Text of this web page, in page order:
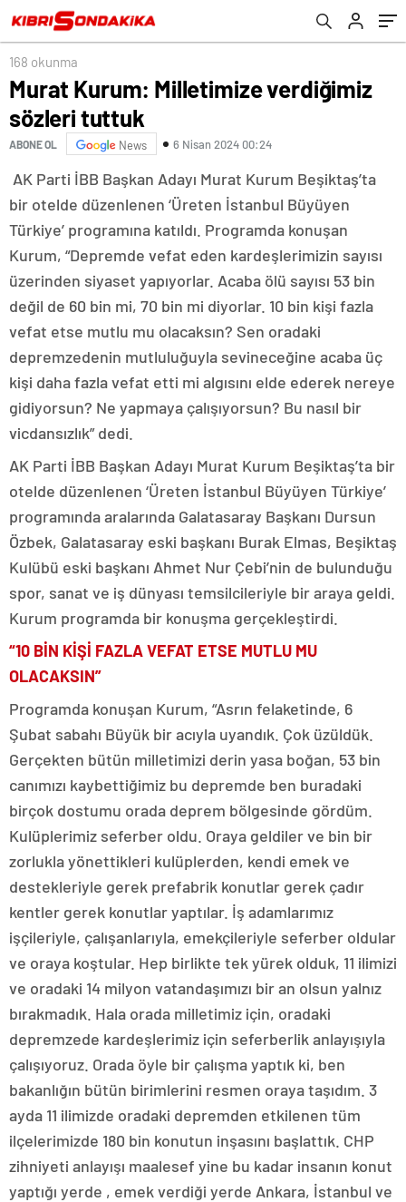
168 okunma
Murat Kurum: Milletimize verdiğimiz
sözleri tuttuk
ABONE OL News 6 Nisan 2024 00:24
AK Parti İBB Başkan Adayı Murat Kurum Beşiktaş’ta
bir otelde düzenlenen ‘Üreten İstanbul Büyüyen
Türkiye’ programına katıldı. Programda konuşan
Kurum, “Depremde vefat eden kardeşlerimizin sayısı
üzerinden siyaset yapıyorlar. Acaba ölü sayısı 53 bin
değil de 60 bin mi, 70 bin mi diyorlar. 10 bin kişi fazla
vefat etse mutlu mu olacaksın? Sen oradaki
depremzedenin mutluluğuyla sevineceğine acaba üç
kişi daha fazla vefat etti mi algısını elde ederek nereye
gidiyorsun? Ne yapmaya çalışıyorsun? Bu nasıl bir
vicdansızlık” dedi.
AK Parti İBB Başkan Adayı Murat Kurum Beşiktaş’ta bir
otelde düzenlenen ‘Üreten İstanbul Büyüyen Türkiye’
programında aralarında Galatasaray Başkanı Dursun
Özbek, Galatasaray eski başkanı Burak Elmas, Beşiktaş
Kulübü eski başkanı Ahmet Nur Çebi’nin de bulunduğu
spor, sanat ve iş dünyası temsilcileriyle bir araya geldi.
Kurum programda bir konuşma gerçekleştirdi.
“10 BİN KİŞİ FAZLA VEFAT ETSE MUTLU MU
OLACAKSIN”
Programda konuşan Kurum, “Asrın felaketinde, 6
Şubat sabahı Büyük bir acıyla uyandık. Çok üzüldük.
Gerçekten bütün milletimizi derin yasa boğan, 53 bin
canımızı kaybettiğimiz bu depremde ben buradaki
birçok dostumu orada deprem bölgesinde gördüm.
Kulüplerimiz seferber oldu. Oraya geldiler ve bin bir
zorlukla yönettikleri kulüplerden, kendi emek ve
destekleriyle gerek prefabrik konutlar gerek çadır
kentler gerek konutlar yaptılar. İş adamlarımız
işçileriyle, çalışanlarıyla, emekçileriyle seferber oldular
ve oraya koştular. Hep birlikte tek yürek olduk, 11 ilimizi
ve oradaki 14 milyon vatandaşımızı bir an olsun yalnız
bırakmadık. Hala orada milletimiz için, oradaki
depremzede kardeşlerimiz için seferberlik anlayışıyla
çalışıyoruz. Orada öyle bir çalışma yaptık ki, ben
bakanlığın bütün birimlerini resmen oraya taşıdım. 3
ayda 11 ilimizde oradaki depremden etkilenen tüm
ilçelerimizde 180 bin konutun inşasını başlattık. CHP
zihniyeti anlayışı maalesef yine bu kadar insanın konut
yaptığı yerde , emek verdiği yerde Ankara, İstanbul ve